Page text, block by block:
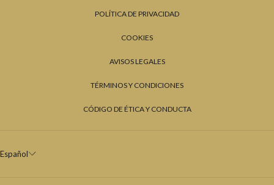
POLÍTICA DE PRIVACIDAD
COOKIES
AVISOS LEGALES
TÉRMINOS Y CONDICIONES
CÓDIGO DE ÉTICA Y CONDUCTA
Español